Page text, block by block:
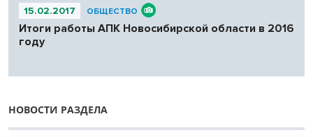
15.02.2017 ОБЩЕСТВО
Итоги работы АПК Новосибирской области в 2016
году
НОВОСТИ РАЗДЕЛА